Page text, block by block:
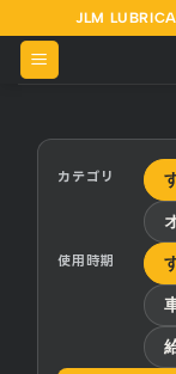
to
content
JLM
カテゴリ
使用時期